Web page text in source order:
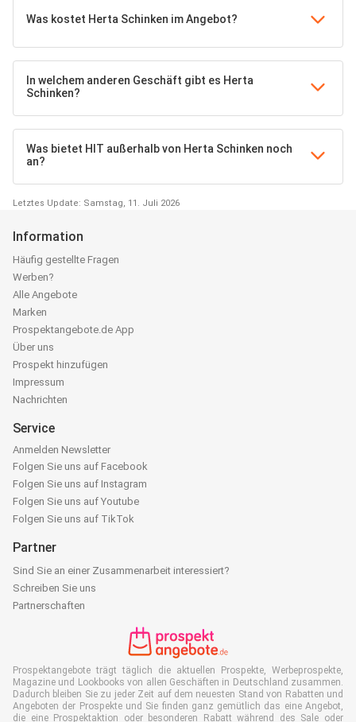
Was kostet Herta Schinken im Angebot?
In welchem anderen Geschäft gibt es Herta
Schinken?
Was bietet HIT außerhalb von Herta Schinken noch
an?
Letztes Update: Samstag, 11. Juli 2026
Information
Häufig gestellte Fragen
Werben?
Alle Angebote
Marken
Prospektangebote.de App
Über uns
Prospekt hinzufügen
Impressum
Nachrichten
Service
Anmelden Newsletter
Folgen Sie uns auf Facebook
Folgen Sie uns auf Instagram
Folgen Sie uns auf Youtube
Folgen Sie uns auf TikTok
Partner
Sind Sie an einer Zusammenarbeit interessiert?
Schreiben Sie uns
Partnerschaften
Prospektangebote trägt täglich die aktuellen Prospekte, Werbeprospekte,
Magazine und Lookbooks von allen Geschäften in Deutschland zusammen.
Dadurch bleiben Sie zu jeder Zeit auf dem neuesten Stand von Rabatten und
Angeboten der Prospekte und Sie finden ganz gemütlich das eine Angebot,
die eine Prospektaktion oder besonderen Rabatt während des Sale oder